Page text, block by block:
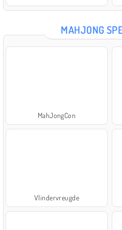
MAHJONG
MahJongCon
Vlindervreugde